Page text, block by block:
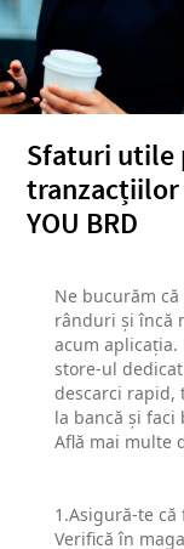
Sfaturi utile
tranzacțiilor
YOU BRD
Ne bucurăm
rânduri și încă
acum aplicația.
store-ul dedicat
descarci rapid,
la bancă și faci
Află mai multe
1.Asigură-te că
Verifică în